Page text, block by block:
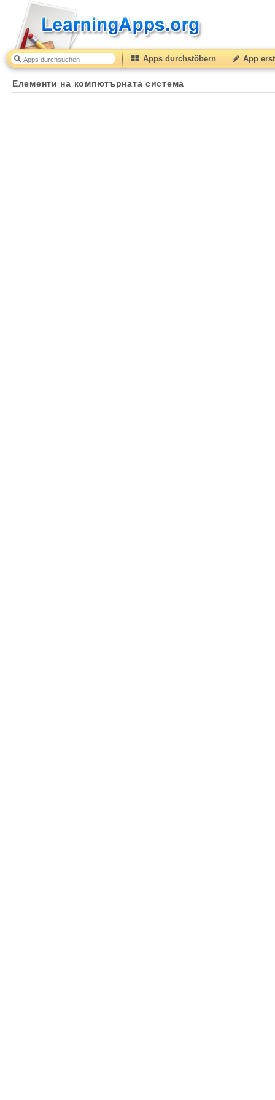
Apps durchstöbern App
Елементи на компютърната система
Елементи на компютърната система 50(from10to